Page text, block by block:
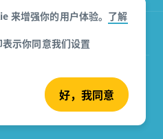
来增强你的用户体验。 了解
示你同意我们设置
好，我同意
号-3